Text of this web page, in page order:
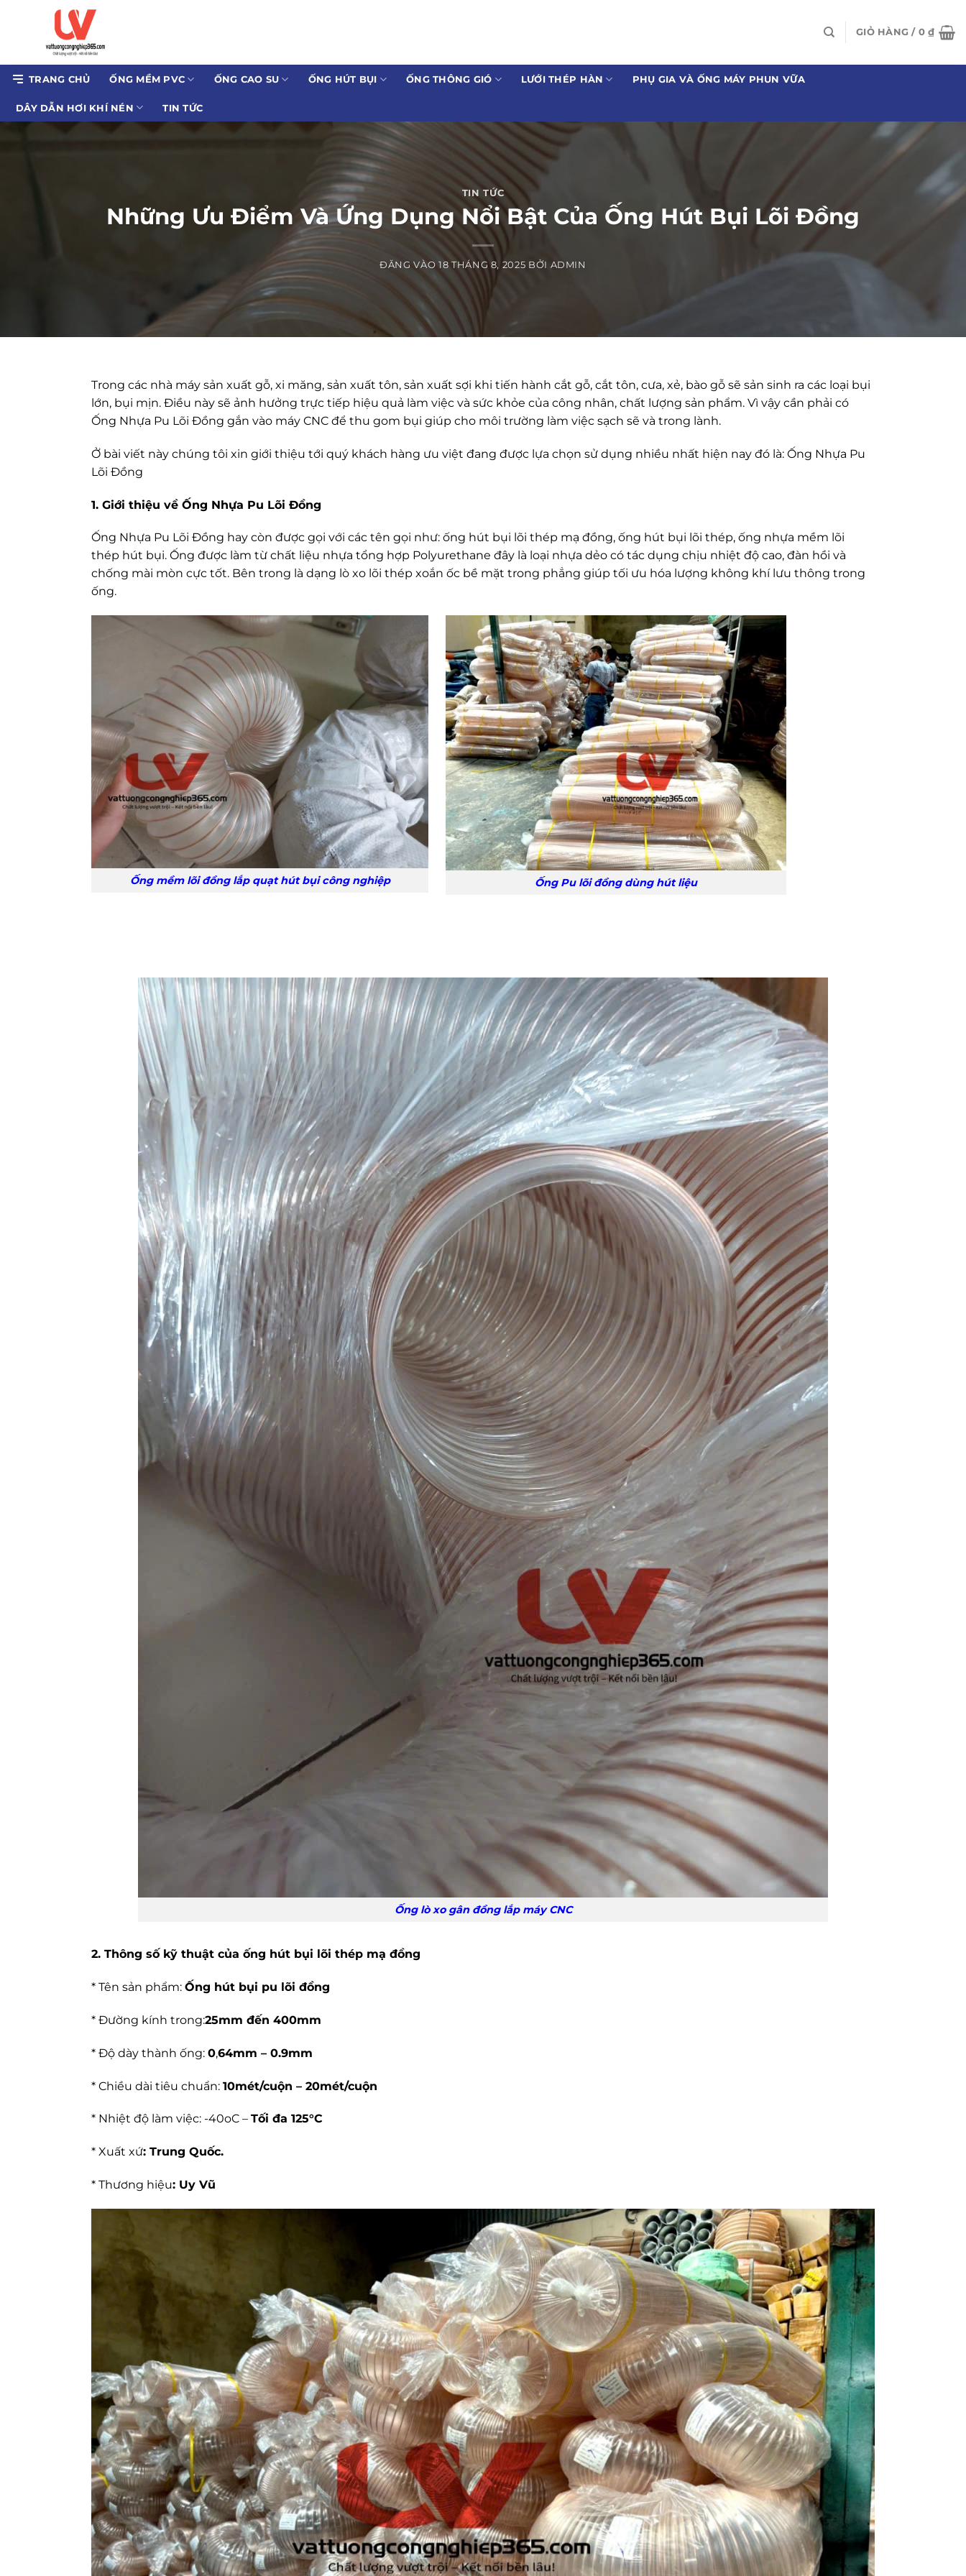
dung
GIỎ HÀNG / 0₫
TRANG CHỦ ỐNG MỀM PVC ỐNG CAO SU ỐNG HÚT BỤI ỐNG THÔNG GIÓ LƯỚI THÉP HÀN PHỤ GIA VÀ ỐNG MÁY PHUN VỮA
DÂY DẪN HƠI KHÍ NÉN TIN TỨC
TIN TỨC
Những Ưu Điểm Và Ứng Dụng Nổi Bật Của Ống Hút Bụi Lõi Đồng
ĐĂNG VÀO 18 THÁNG 8, 2025 BỞI ADMIN
Trong các nhà máy sản xuất gỗ, xi măng, sản xuất tôn, sản xuất sợi khi tiến hành cắt gỗ, cắt tôn, cưa, xẻ, bào gỗ sẽ sản sinh ra các loại bụi
lớn, bụi mịn. Điều này sẽ ảnh hưởng trực tiếp hiệu quả làm việc và sức khỏe của công nhân, chất lượng sản phẩm. Vì vậy cần phải có
Ống Nhựa Pu Lõi Đồng gắn vào máy CNC để thu gom bụi giúp cho môi trường làm việc sạch sẽ và trong lành.
Ở bài viết này chúng tôi xin giới thiệu tới quý khách hàng ưu việt đang được lựa chọn sử dụng nhiều nhất hiện nay đó là: Ống Nhựa Pu
Lõi Đồng
1. Giới thiệu về Ống Nhựa Pu Lõi Đồng
Ống Nhựa Pu Lõi Đồng hay còn được gọi với các tên gọi như: ống hút bụi lõi thép mạ đồng, ống hút bụi lõi thép, ống nhựa mềm lõi
thép hút bụi. Ống được làm từ chất liệu nhựa tổng hợp Polyurethane đây là loại nhựa dẻo có tác dụng chịu nhiệt độ cao, đàn hồi và
chống mài mòn cực tốt. Bên trong là dạng lò xo lõi thép xoắn ốc bề mặt trong phẳng giúp tối ưu hóa lượng không khí lưu thông trong
ống.
Ống mềm lõi đồng lắp quạt hút bụi công nghiệp Ống Pu lõi đồng dùng hút liệu
Ống lò xo gân đồng lắp máy CNC
2. Thông số kỹ thuật của ống hút bụi lõi thép mạ đồng
* Tên sản phẩm: Ống hút bụi pu lõi đồng
* Đường kính trong:25mm đến 400mm
* Độ dày thành ống: 0,64mm – 0.9mm
* Chiều dài tiêu chuẩn: 10mét/cuộn – 20mét/cuộn
* Nhiệt độ làm việc: -40oC – Tối đa 125°C
* Xuất xứ: Trung Quốc.
* Thương hiệu: Uy Vũ